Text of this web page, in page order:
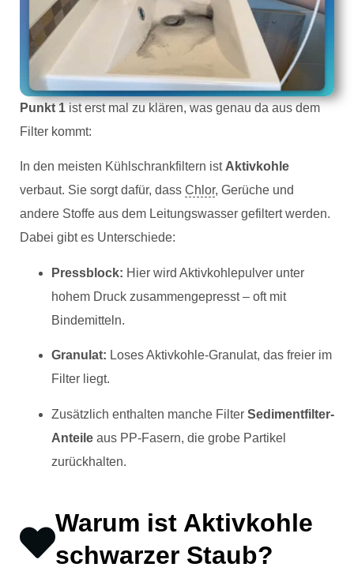
Punkt 1ist erst mal zu klären, was genau da aus dem
Filter kommt:
In den meisten Kühlschrankfiltern istAktivkohle
verbaut. Sie sorgt dafür, dass Chlor, Gerüche und
andere Stoffe aus dem Leitungswasser gefiltert werden.
Dabei gibt es Unterschiede:
Pressblock: Hier wird Aktivkohlepulver unter
hohem Druck zusammengepresst – oft mit
Bindemitteln.
Granulat: Loses Aktivkohle-Granulat, das freier im
Filter liegt.
Zusätzlich enthalten manche Filter Sedimentfilter-
Anteile aus PP-Fasern, die grobe Partikel
zurückhalten.
Warum ist Aktivkohle
schwarzer Staub?